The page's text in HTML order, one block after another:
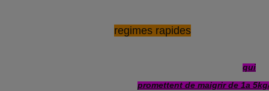
regimes rapides
qui
promettent de maigrir de 1a